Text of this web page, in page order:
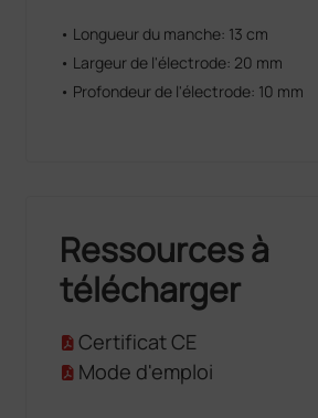
• Longueur du manche: 13 cm
• Largeur de l'électrode: 20 mm
• Profondeur de l'électrode: 10 mm
Ressources à
télécharger
Certificat CE
Mode d'emploi